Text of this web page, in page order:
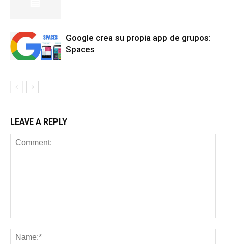
Google crea su propia app de grupos:
Spaces
LEAVE A REPLY